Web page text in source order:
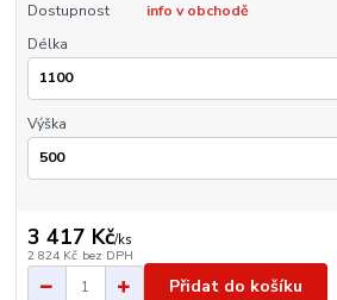
Dostupnost
info v obchodě
Délka
Výška
3 417 Kč/ks
2 824 Kč bez DPH
Přidat do košíku